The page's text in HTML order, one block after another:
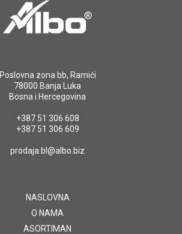
Poslovna zona bb, Ramići
78000 Banja Luka
Bosna i Hercegovina
+387 51 306 608
+387 51 306 609
prodaja.bl@albo.biz
NASLOVNA
O NAMA
ASORTIMAN